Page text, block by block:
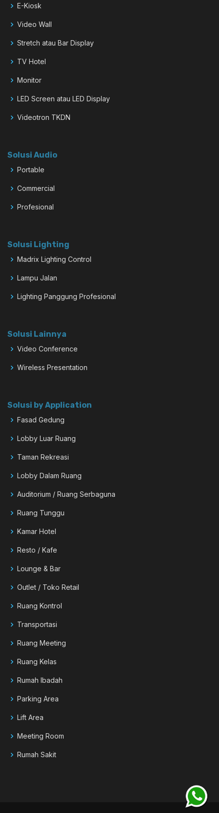
E-Kiosk
Video Wall
Stretch atau Bar Display
TV Hotel
Monitor
LED Screen atau LED Display
Videotron TKDN
Solusi Audio
Portable
Commercial
Profesional
Solusi Lighting
Madrix Lighting Control
Lampu Jalan
Lighting Panggung Profesional
Solusi Lainnya
Video Conference
Wireless Presentation
Solusi by Application
Fasad Gedung
Lobby Luar Ruang
Taman Rekreasi
Lobby Dalam Ruang
Auditorium / Ruang Serbaguna
Ruang Tunggu
Kamar Hotel
Resto / Kafe
Lounge & Bar
Outlet / Toko Retail
Ruang Kontrol
Transportasi
Ruang Meeting
Ruang Kelas
Rumah Ibadah
Parking Area
Lift Area
Meeting Room
Rumah Sakit